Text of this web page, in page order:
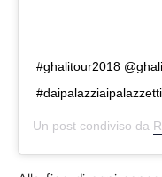
#ghalitour2018
#daipalazziaipalazzetti
Un post condiviso da